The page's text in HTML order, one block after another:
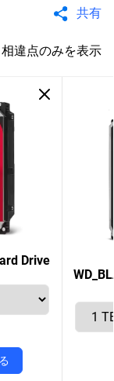
共有
相違点のみを表示
Drive